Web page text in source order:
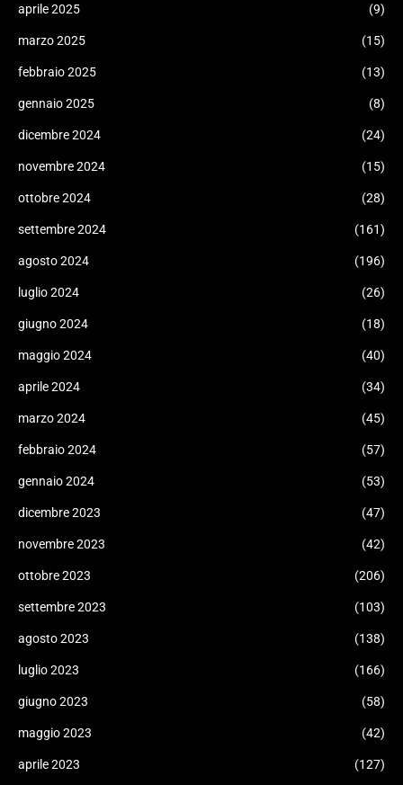
aprile 2025 (9)
marzo 2025 (15)
febbraio 2025 (13)
gennaio 2025 (8)
dicembre 2024 (24)
novembre 2024 (15)
ottobre 2024 (28)
settembre 2024 (161)
agosto 2024 (196)
luglio 2024 (26)
giugno 2024 (18)
maggio 2024 (40)
aprile 2024 (34)
marzo 2024 (45)
febbraio 2024 (57)
gennaio 2024 (53)
dicembre 2023 (47)
novembre 2023 (42)
ottobre 2023 (206)
settembre 2023 (103)
agosto 2023 (138)
luglio 2023 (166)
giugno 2023 (58)
maggio 2023 (42)
aprile 2023 (127)